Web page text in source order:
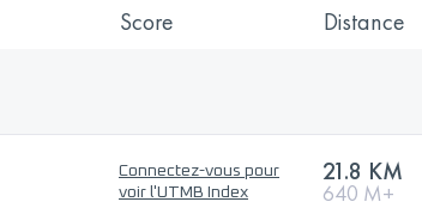
Score Distance
Connectez-vous pour
voir l'UTMB Index
21.8 KM
640 M+